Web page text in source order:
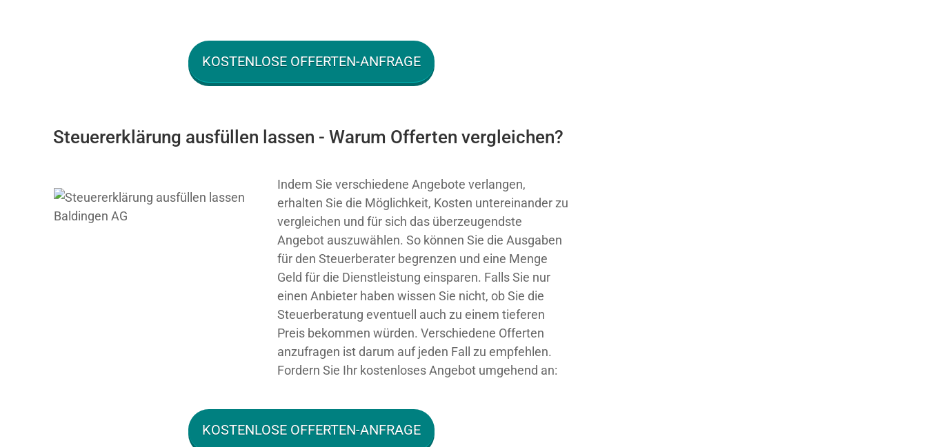
KOSTENLOSE OFFERTEN-ANFRAGE
Steuererklärung ausfüllen lassen - Warum Offerten vergleichen?
Indem Sie verschiedene Angebote verlangen,
erhalten Sie die Möglichkeit, Kosten untereinander zu
vergleichen und für sich das überzeugendste
Angebot auszuwählen. So können Sie die Ausgaben
für den Steuerberater begrenzen und eine Menge
Geld für die Dienstleistung einsparen. Falls Sie nur
einen Anbieter haben wissen Sie nicht, ob Sie die
Steuerberatung eventuell auch zu einem tieferen
Preis bekommen würden. Verschiedene Offerten
anzufragen ist darum auf jeden Fall zu empfehlen.
Fordern Sie Ihr kostenloses Angebot umgehend an:
KOSTENLOSE OFFERTEN-ANFRAGE